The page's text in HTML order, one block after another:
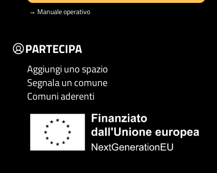
→ Manuale operativo
PARTECIPA
Aggiungi uno spazio
Segnala un comune
Comuni aderenti